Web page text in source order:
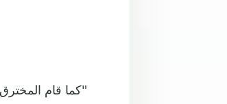
كما قام